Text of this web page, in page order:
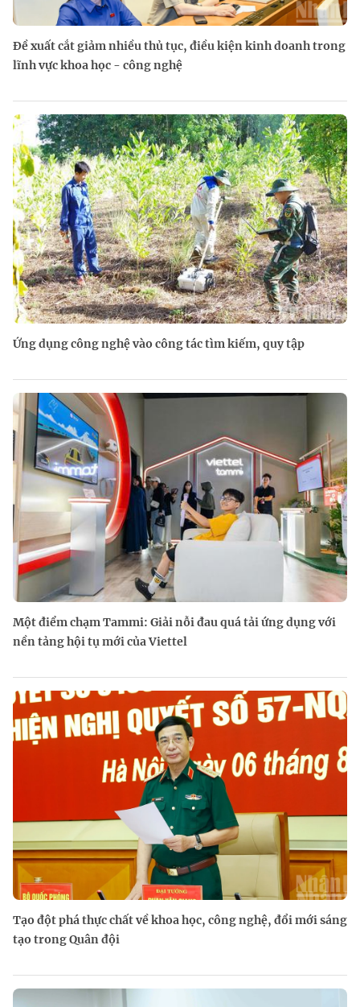
Đề xuất cắt giảm nhiều thủ tục, điều kiện kinh doanh trong
lĩnh vực khoa học - công nghệ
Ứng dụng công nghệ vào công tác tìm kiếm, quy tập
Một điểm chạm Tammi: Giải nỗi đau quá tải ứng dụng với
nền tảng hội tụ mới của Viettel
Tạo đột phá thực chất về khoa học, công nghệ, đổi mới sáng
tạo trong Quân đội